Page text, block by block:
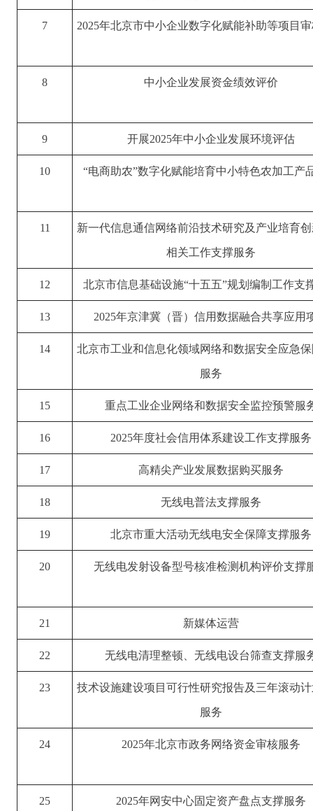
7 2025年北京市中小企业数字化赋能补助等项目
8 中小企业发展资金绩效评价
9 开展2025年中小企业发展环境评估
10 “电商助农”数字化赋能培育中小特色农加工产
11 新一代信息通信网络前沿技术研究及产业培育
相关工作支撑服务
12 北京市信息基础设施“十五五”规划编制工作支
13 2025年京津冀（晋）信用数据融合共享应用
14 北京市工业和信息化领域网络和数据安全应急
服务
15 重点工业企业网络和数据安全监控预警服
16 2025年度社会信用体系建设工作支撑服务
17 高精尖产业发展数据购买服务
18 无线电普法支撑服务
19 北京市重大活动无线电安全保障支撑服务
20 无线电发射设备型号核准检测机构评价支撑
21 新媒体运营
22 无线电清理整顿、无线电设台筛查支撑服
23 技术设施建设项目可行性研究报告及三年滚动
服务
24 2025年北京市政务网络资金审核服务
25 2025年网安中心固定资产盘点支撑服务